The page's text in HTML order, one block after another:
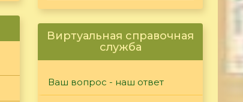
Виртуальная справочная
служба
Ваш вопрос - наш ответ